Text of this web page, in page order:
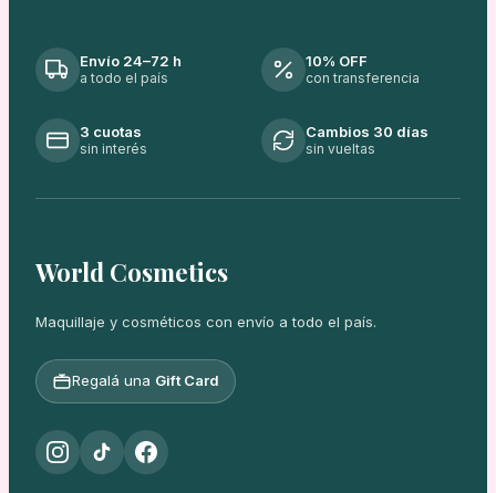
Envío 24–72 h
a todo el país
10% OFF
con transferencia
3 cuotas
sin interés
Cambios 30 días
sin vueltas
World Cosmetics
Maquillaje y cosméticos con envío a todo el país.
Regalá una Gift Card